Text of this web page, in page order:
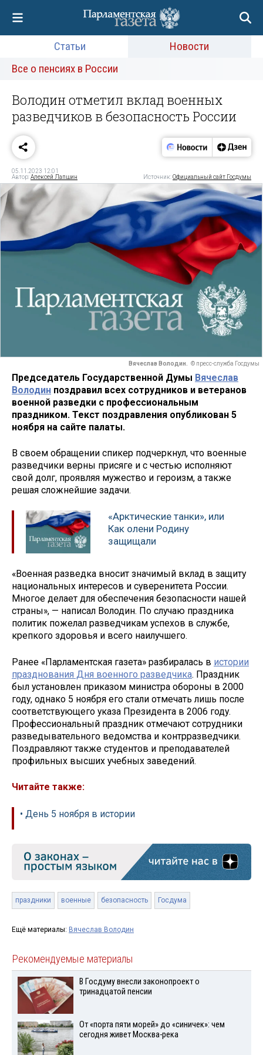
Статьи
Новости
Все о пенсиях в России
Володин отметил вклад военных
разведчиков в безопасность России
05.11.2023 12:01
Автор:Алексей Лапшин Источник:Официальный сайт Госдумы
Вячеслав Володин. © пресс-служба Госдумы
Председатель Государственной Думы Вячеслав
Володин поздравил всех сотрудников и ветеранов
военной разведки с профессиональным
праздником. Текст поздравления опубликован 5
ноября на сайте палаты.
В своем обращении спикер подчеркнул, что военные
разведчики верны присяге и с честью исполняют
свой долг, проявляя мужество и героизм, а также
решая сложнейшие задачи.
«Арктические танки», или
Как олени Родину
защищали
«Военная разведка вносит значимый вклад в защиту
национальных интересов и суверенитета России.
Многое делает для обеспечения безопасности нашей
страны», — написал Володин. По случаю праздника
политик пожелал разведчикам успехов в службе,
крепкого здоровья и всего наилучшего.
Ранее «Парламентская газета» разбиралась в истории
празднования Дня военного разведчика. Праздник
был установлен приказом министра обороны в 2000
году, однако 5 ноября его стали отмечать лишь после
соответствующего указа Президента в 2006 году.
Профессиональный праздник отмечают сотрудники
разведывательного ведомства и контрразведчики.
Поздравляют также студентов и преподавателей
профильных высших учебных заведений.
Читайте также:
• День 5 ноября в истории
праздники военные безопасность Госдума
Ещё материалы: Вячеслав Володин
Рекомендуемые материалы
В Госдуму внесли законопроект о
тринадцатой пенсии
От «порта пяти морей» до «синичек»: чем
сегодня живет Москва-река